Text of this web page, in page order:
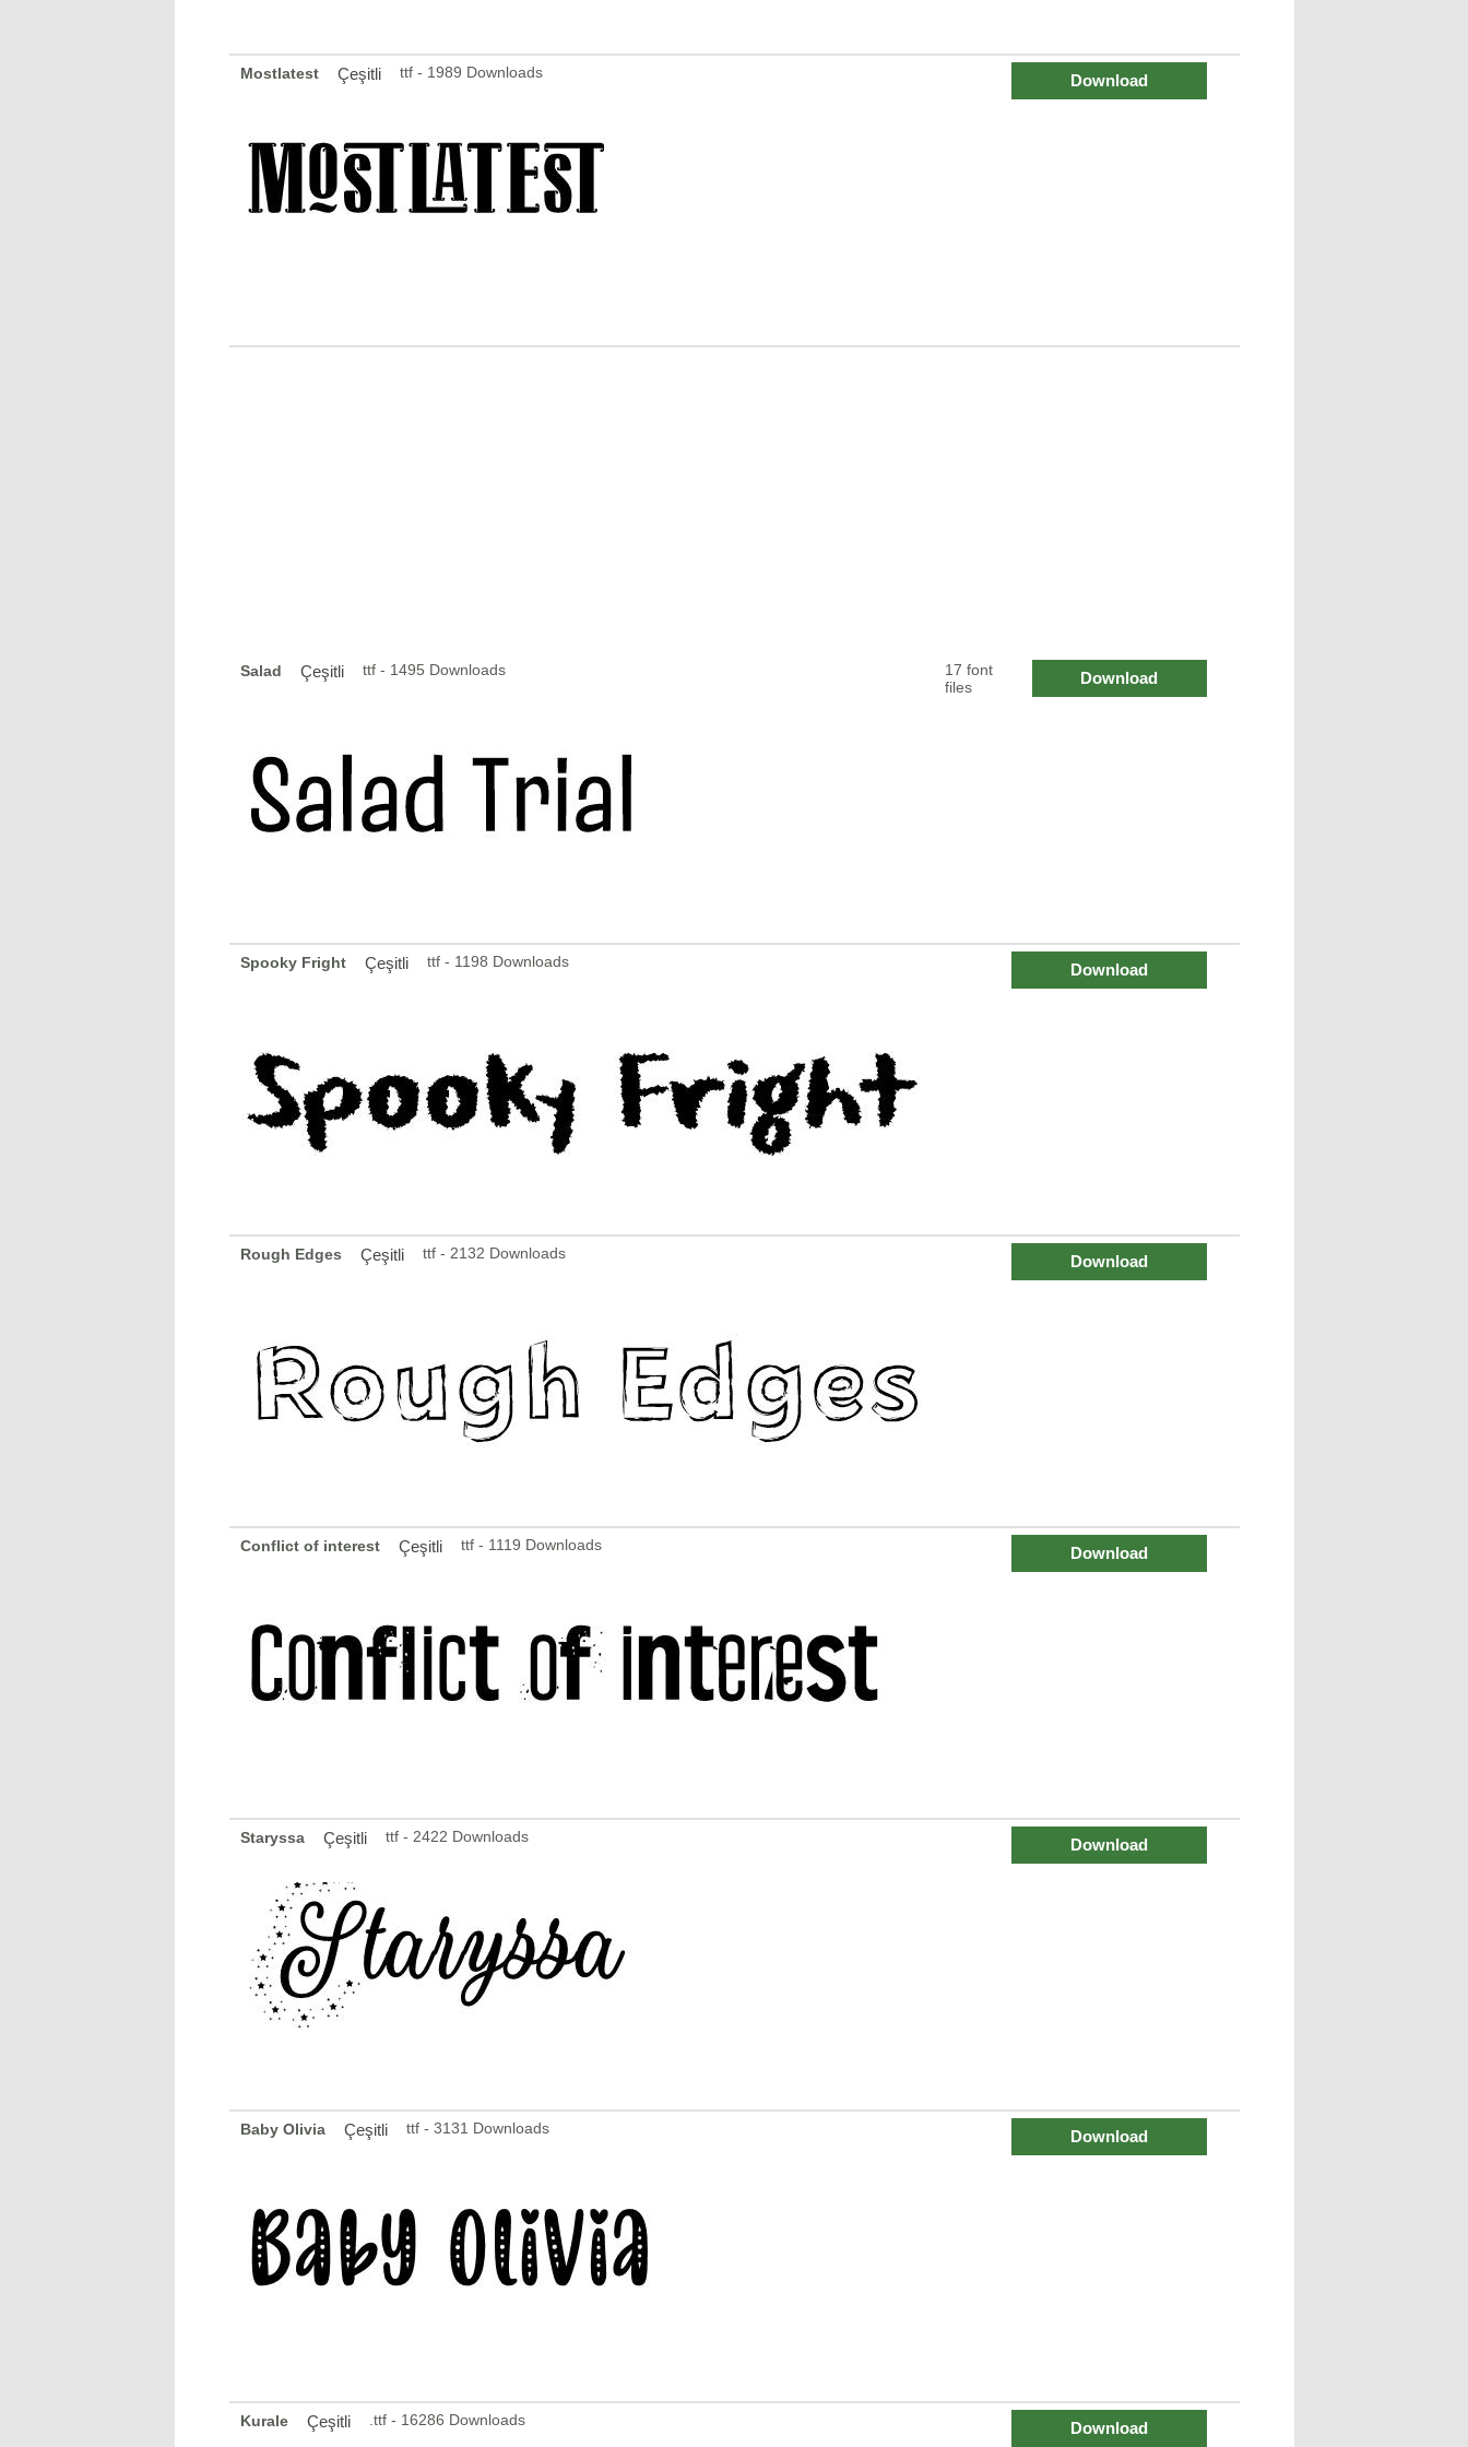
Mostlatest Çeşitli ttf - 1989 Downloads Download
Salad Çeşitli ttf - 1495 Downloads
17 font
files
Download
Spooky Fright Çeşitli ttf - 1198 Downloads Download
Rough Edges Çeşitli ttf - 2132 Downloads Download
Conflict of interest Çeşitli ttf - 1119 Downloads Download
Staryssa Çeşitli ttf - 2422 Downloads Download
Baby Olivia Çeşitli ttf - 3131 Downloads Download
Kurale Çeşitli .ttf - 16286 Downloads Download